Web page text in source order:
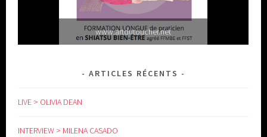
www.artdutoucher.net
ARTICLES RÉCENTS
LIVE > OLIVIA DEAN
INTERVIEW > MILENA CASADO